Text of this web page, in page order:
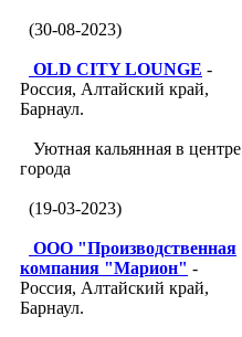
(30-08-2023)
OLD CITY LOUNGE -
Россия, Алтайский край,
Барнаул.
Уютная кальянная в центре
города
(19-03-2023)
ООО "Производственная
компания "Марион" -
Россия, Алтайский край,
Барнаул.